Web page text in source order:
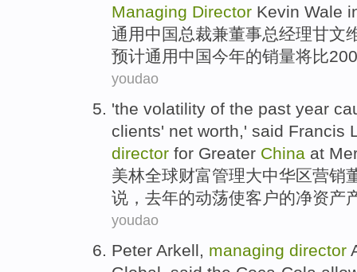
Managing Director Kevin Wale
通用中国总裁兼董事总经理甘文
预计通用中国今年的销量将比
youdao
'the volatility of the past year
clients' net worth,' said Francis
director for Greater China at
美林全球财富管理大中华区营销
说 ， 去年的动荡使客户的净资产
youdao
Peter Arkell, managing director